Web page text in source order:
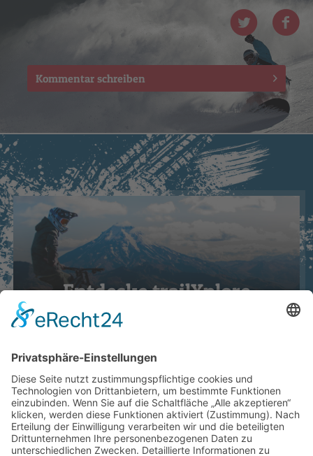
Kommentar schreiben
Entdecke trailXplore